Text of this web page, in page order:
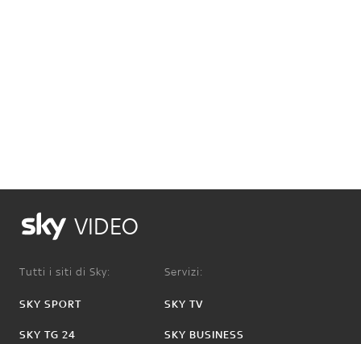
VIDEO
Tutti i siti di Sky:
SKY SPORT
SKY TG 24
Servizi:
SKY TV
SKY BUSINESS